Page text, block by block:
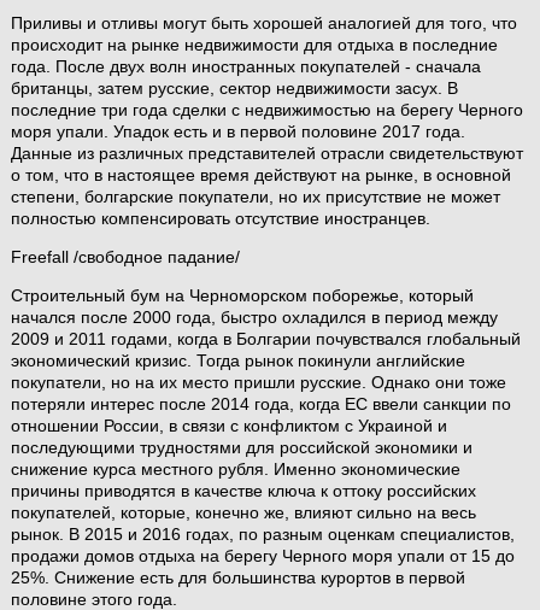
Приливы и отливы могут быть хорошей аналогией для того, что
происходит на рынке недвижимости для отдыха в последние
года. После двух волн иностранных покупателей - сначала
британцы, затем русские, сектор недвижимости засух. В
последние три года сделки с недвижимостью на берегу Черного
моря упали. Упадок есть и в первой половине 2017 года.
Данные из различных представителей отрасли свидетельствуют
о том, что в настоящее время действуют на рынке, в основной
степени, болгарские покупатели, но их присутствие не может
полностью компенсировать отсутствие иностранцев.
Freefall /свободное падание/
Строительный бум на Черноморском поборежье, который
начался после 2000 года, быстро охладился в период между
2009 и 2011 годами, когда в Болгарии почувствался глобальный
экономический кризис. Тогда рынок покинули английские
покупатели, но на их место пришли русские. Однако они тоже
потеряли интерес после 2014 года, когда ЕС ввели санкции по
отношении России, в связи с конфликтом с Украиной и
последующими трудностями для российской экономики и
снижение курса местного рубля. Именно экономические
причины приводятся в качестве ключа к оттоку российских
покупателей, которые, конечно же, влияют сильно на весь
рынок. В 2015 и 2016 годах, по разным оценкам специалистов,
продажи домов отдыха на берегу Черного моря упали от 15 до
25%. Снижение есть для большинства курортов в первой
половине этого года.